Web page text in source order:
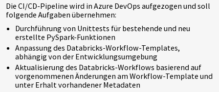
Die CI/CD-Pipeline wird in Azure DevOps aufgezogen und soll
folgende Aufgaben übernehmen:
Durchführung von Unittests für bestehende und neu
erstellte PySpark-Funktionen
Anpassung des Databricks-Workflow-Templates,
abhängig von der Entwicklungsumgebung
Aktualisierung des Databricks-Workflows basierend auf
vorgenommenen Änderungen am Workflow-Template und
unter Erhalt vorhandener Metadaten